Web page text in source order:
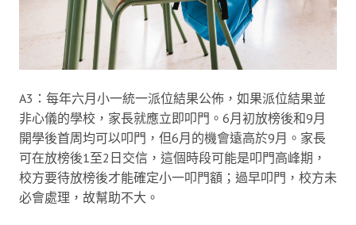
A3：每年六月小一統一派位結果公佈，如果派位結果並
非心儀的學校，家長就應立即叩門。6月初放榜後和9月
開學後首周均可以叩門，但6月的機會遠高於9月。家長
可在放榜後1至2日交信，這個時段可能是叩門高峰期，
校方要待放榜後才能確定小一叩門額；過早叩門，校方未
必會處理，故幫助不大。